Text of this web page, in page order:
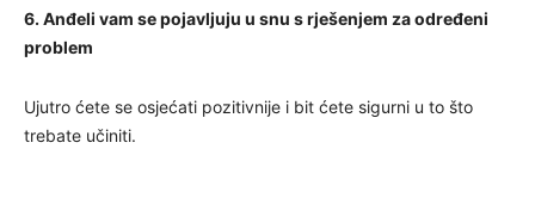
6. Anđeli vam se pojavljuju u snu s rješenjem za određeni
problem
Ujutro ćete se osjećati pozitivnije i bit ćete sigurni u to što
trebate učiniti.